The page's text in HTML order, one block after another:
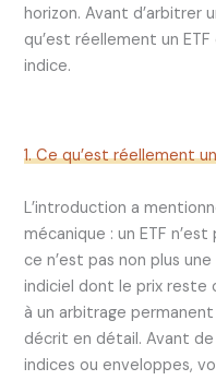
horizon. Avant d’arbitrer
qu’est réellement un
indice.
1. Ce qu’est réellement
L’introduction a
mécanique : un ETF
ce n’est pas non plus
indiciel dont le prix reste
à un arbitrage
décrit en détail. Avant
indices ou enveloppes,